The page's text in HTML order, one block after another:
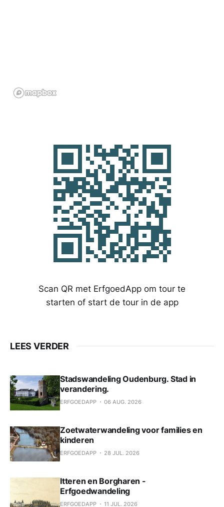
Scan QR met ErfgoedApp om tour te
starten of start de tour in de app
LEES VERDER
Stadswandeling Oudenburg. Stad in
verandering.
ERFGOEDAPP 06 AUG. 2026
Zoetwaterwandeling voor families en
kinderen
ERFGOEDAPP 28 JUL. 2026
Itteren en Borgharen -
Erfgoedwandeling
ERFGOEDAPP 11 JUL. 2026